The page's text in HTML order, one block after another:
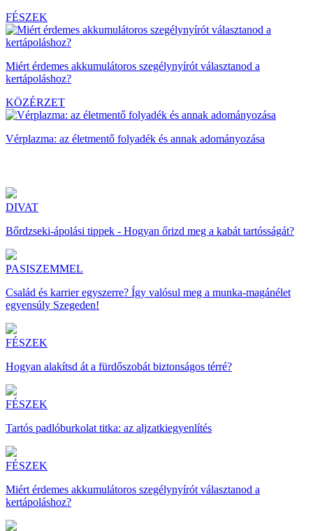
FÉSZEK
Miért érdemes akkumulátoros szegélynyírót választanod a
kertápoláshoz?
KÖZÉRZET
Vérplazma: az életmentő folyadék és annak adományozása
DIVAT
Bőrdzseki-ápolási tippek - Hogyan őrizd meg a kabát tartósságát?
PASISZEMMEL
Család és karrier egyszerre? Így valósul meg a munka-magánélet
egyensúly Szegeden!
FÉSZEK
Hogyan alakítsd át a fürdőszobát biztonságos térré?
FÉSZEK
Tartós padlóburkolat titka: az aljzatkiegyenlítés
FÉSZEK
Miért érdemes akkumulátoros szegélynyírót választanod a
kertápoláshoz?